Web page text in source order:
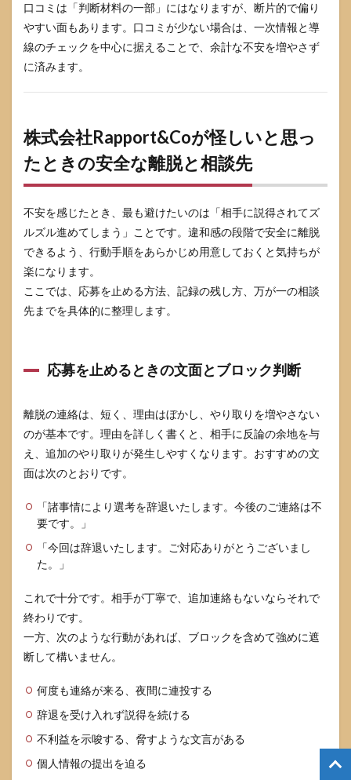
口コミは「判断材料の一部」にはなりますが、断片的で偏り
やすい面もあります。口コミが少ない場合は、一次情報と導
線のチェックを中心に据えることで、余計な不安を増やさず
に済みます。
株式会社Rapport&Coが怪しいと思っ
たときの安全な離脱と相談先
不安を感じたとき、最も避けたいのは「相手に説得されてズ
ルズル進めてしまう」ことです。違和感の段階で安全に離脱
できるよう、行動手順をあらかじめ用意しておくと気持ちが
楽になります。
ここでは、応募を止める方法、記録の残し方、万が一の相談
先までを具体的に整理します。
応募を止めるときの文面とブロック判断
離脱の連絡は、短く、理由はぼかし、やり取りを増やさない
のが基本です。理由を詳しく書くと、相手に反論の余地を与
え、追加のやり取りが発生しやすくなります。おすすめの文
面は次のとおりです。
「諸事情により選考を辞退いたします。今後のご連絡は不
要です。」
「今回は辞退いたします。ご対応ありがとうございまし
た。」
これで十分です。相手が丁寧で、追加連絡もないならそれで
終わりです。
一方、次のような行動があれば、ブロックを含めて強めに遮
断して構いません。
何度も連絡が来る、夜間に連投する
辞退を受け入れず説得を続ける
不利益を示唆する、脅すような文言がある
個人情報の提出を迫る